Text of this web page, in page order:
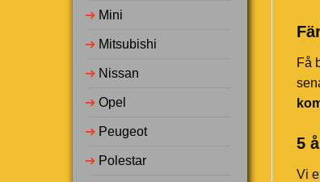
➔ Mini
➔ Mitsubishi
➔ Nissan
➔ Opel
➔ Peugeot
➔ Polestar
Få
5
Vi